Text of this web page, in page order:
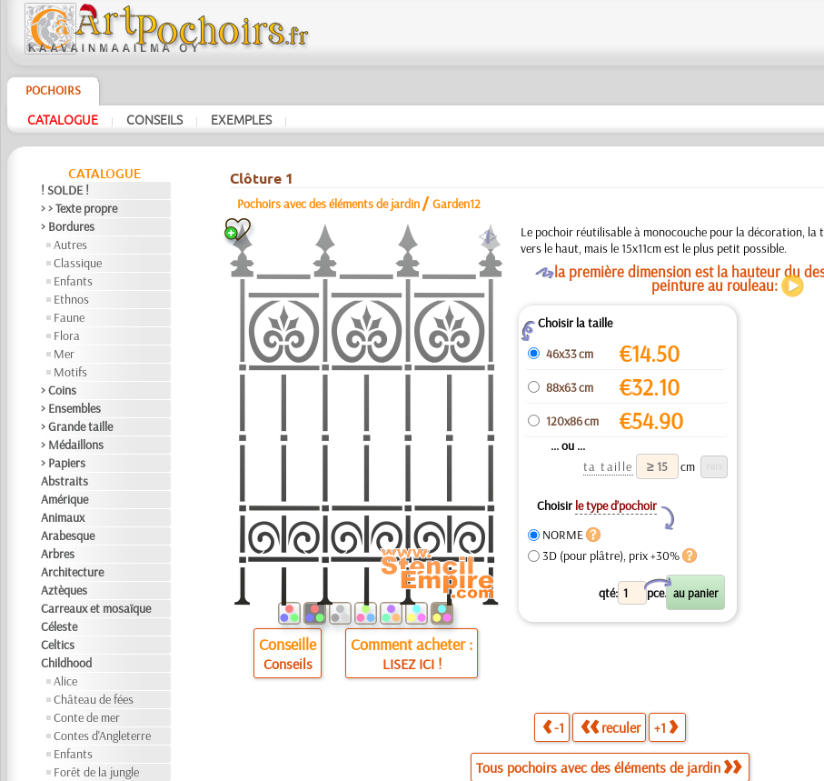
POCHOIRS
CATALOGUE | CONSEILS | EXEMPLES |
CATALOGUE
! SOLDE !
> > Texte propre
> Bordures
Autres
Classique
Enfants
Ethnos
Faune
Flora
Mer
Motifs
> Coins
> Ensembles
> Grande taille
> Médaillons
> Papiers
Abstraits
Amérique
Animaux
Arabesque
Arbres
Architecture
Aztèques
Carreaux et mosaïque
Céleste
Celtics
Childhood
Alice
Château de fées
Conte de mer
Contes d'Angleterre
Enfants
Forêt de la jungle
Clôture 1
Pochoirs avec des éléments de jardin /Garden12
a
Conseille
Conseils
Comment acheter :
LISEZ ICI !
Le pochoir réutilisable à monocouche pour la décoration, la
vers le haut, mais le 15x11cm est le plus petit possible.
Ola première dimension est la hauteur du
peinture au rouleau:
ZChoisir la taille
46x33 cm
€14.50
88x63 cm €32.10
120x86 cm €54.90
... ou ...
ta taille
cm
Choisir le type d’pochoir
Y
NORME
3D (pour plâtre), prix +30%
qté: pce.
X
-1 reculer +1
Tous pochoirs avec des éléments de jardin